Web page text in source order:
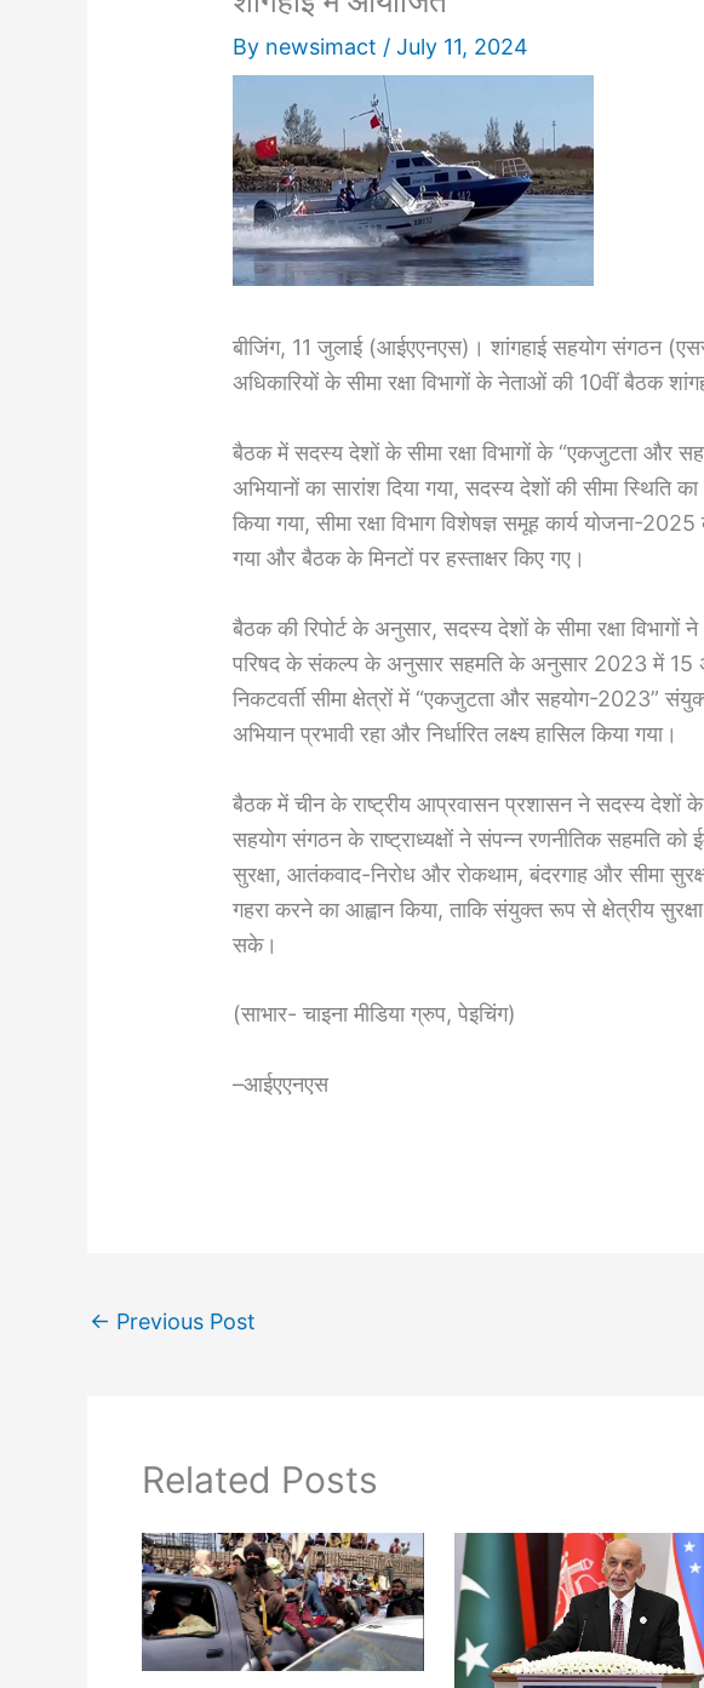
By newsimact /July 11, 2024
बीजिंग, 11 जुलाई (आईएएनएस)। शांगहाई सहयोग संगठन
अधिकारियों के सीमा रक्षा विभागों के नेताओं की 10वीं बैठक
बैठक में सदस्य देशों के सीमा रक्षा विभागों के “एकजुटता और
अभियानों का सारांश दिया गया, सदस्य देशों की सीमा स्थिति
किया गया, सीमा रक्षा विभाग विशेषज्ञ समूह कार्य योजना-
गया और बैठक के मिनटों पर हस्ताक्षर किए गए।
बैठक की रिपोर्ट के अनुसार, सदस्य देशों के सीमा रक्षा विभागों
परिषद के संकल्प के अनुसार सहमति के अनुसार 2023 में
निकटवर्ती सीमा क्षेत्रों में “एकजुटता और सहयोग-2023”
अभियान प्रभावी रहा और निर्धारित लक्ष्य हासिल किया गया।
बैठक में चीन के राष्ट्रीय आप्रवासन प्रशासन ने सदस्य देशों के
सहयोग संगठन के राष्ट्राध्यक्षों ने संपन्न रणनीतिक सहमति को
सुरक्षा, आतंकवाद-निरोध और रोकथाम, बंदरगाह और सीमा
गहरा करने का आह्वान किया, ताकि संयुक्त रूप से क्षेत्रीय
सके।
(साभार- चाइना मीडिया ग्रुप, पेइचिंग)
–आईएएनएस
← Previous Post
Related Posts